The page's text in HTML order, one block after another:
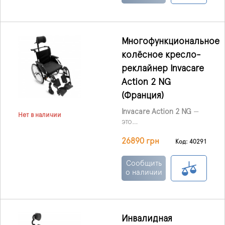
тяжело больными, а
Нет в наличии
Многофункциональное
колёсное кресло-
реклайнер Invacare
Action 2 NG
(Франция)
Invacare Action 2 NG —
это
колёсное кресло-
предназначенное для
людей с ограниченной
подвижностью или тех,
необходимую
26890 грн Код: 40291
Сообщить
о наличии
Инвалидная